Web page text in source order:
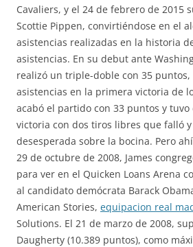
Cavaliers, y el 24 de febrero de 2015
Scottie Pippen, convirtiéndose en el
asistencias realizadas en la historia
asistencias. En su debut ante
realizó un triple-doble con 35 puntos,
asistencias en la primera victoria de
acabó el partido con 33 puntos y tuvo
victoria con dos tiros libres que falló
desesperada sobre la bocina. Pero
29 de octubre de 2008, James
para ver en el Quicken Loans Arena
al candidato demócrata Barack
American Stories, equipacion real
Solutions. El 21 de marzo de 2008,
Daugherty (10.389 puntos), como